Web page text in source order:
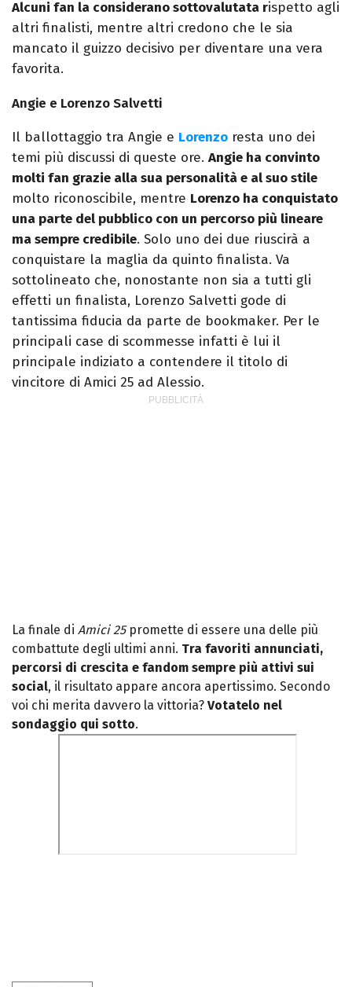
Alcuni fan la considerano sottovalutata rispetto agli
altri finalisti, mentre altri credono che le sia
mancato il guizzo decisivo per diventare una vera
favorita.
Angie e Lorenzo Salvetti
Il ballottaggio tra Angie e Lorenzo resta uno dei
temi più discussi di queste ore. Angie ha convinto
molti fan grazie alla sua personalità e al suo stile
molto riconoscibile, mentre Lorenzo ha conquistato
una parte del pubblico con un percorso più lineare
ma sempre credibile. Solo uno dei due riuscirà a
conquistare la maglia da quinto finalista. Va
sottolineato che, nonostante non sia a tutti gli
effetti un finalista, Lorenzo Salvetti gode di
tantissima fiducia da parte de bookmaker. Per le
principali case di scommesse infatti è lui il
principale indiziato a contendere il titolo di
vincitore di Amici 25 ad Alessio.
La finale di Amici 25promette di essere una delle più
combattute degli ultimi anni. Tra favoriti annunciati,
percorsi di crescita e fandom sempre più attivi sui
social, il risultato appare ancora apertissimo. Secondo
voi chi merita davvero la vittoria? Votatelo nel
sondaggio qui sotto.